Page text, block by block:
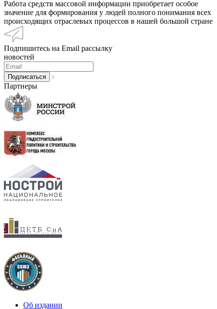
Работа средств массовой информации приобретает особое
значение для формирования у людей полного понимания всех
происходящих отраслевых процессов в нашей большой стране
Подпишитесь на Email рассылку
новостей
Партнеры
Об издании